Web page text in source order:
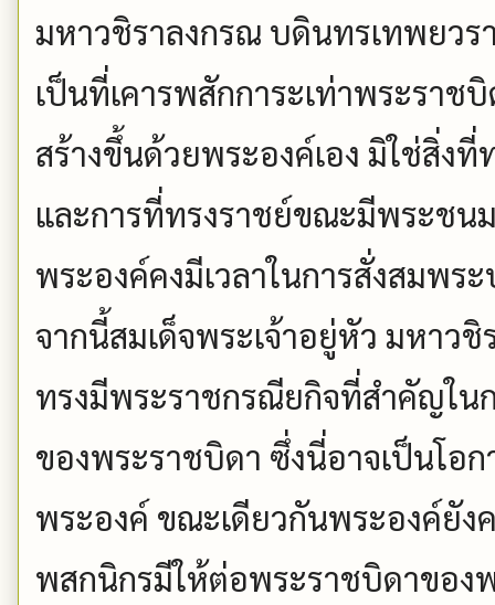
มหาวชิราลงกรณ บดินทรเทพยวร
เป็นที่เคารพสักการะเท่าพระราช
สร้างขึ้นด้วยพระองค์เอง มิใช่สิ่ง
และการที่ทรงราชย์ขณะมีพระชน
พระองค์คงมีเวลาในการสั่งสมพร
จากนี้สมเด็จพระเจ้าอยู่หัว มหาว
ทรงมีพระราชกรณียกิจที่สำคัญใ
ของพระราชบิดา ซึ่งนี่อาจเป็นโอ
พระองค์ ขณะเดียวกันพระองค์ยัง
พสกนิกรมีให้ต่อพระราชบิดาของ